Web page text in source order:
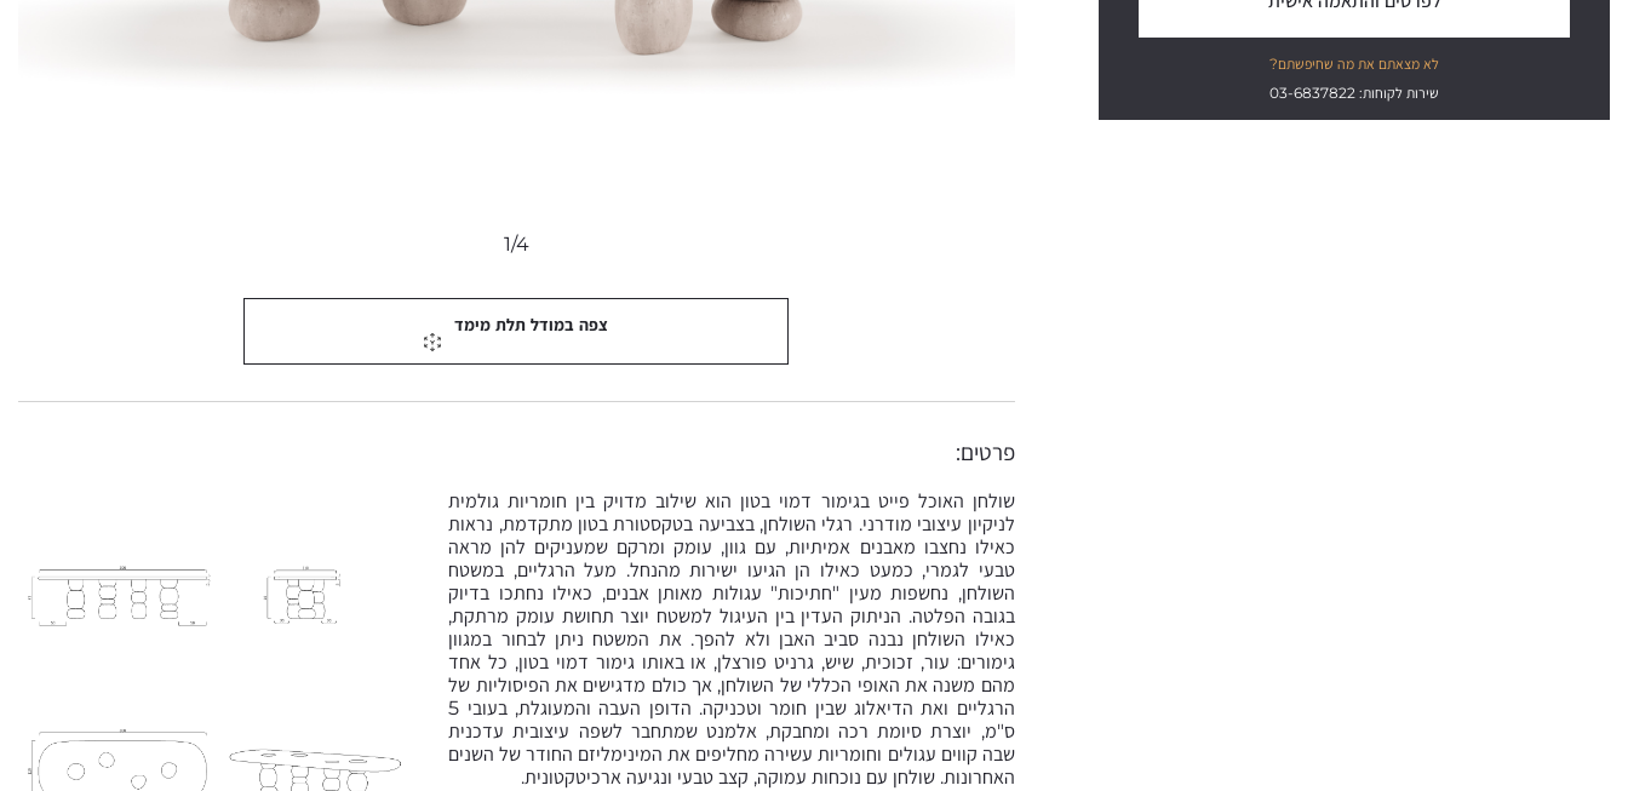
1/4
צפה במודל תלת מימד
פרטים:
שולחן האוכל פייט בגימור דמוי בטון הוא שילוב מדויק בין חומריות גולמית
לניקיון עיצובי מודרני. רגלי השולחן, בצביעה בטקסטורת בטון מתקדמת, נראות
כאילו נחצבו מאבנים אמיתיות, עם גוון, עומק ומרקם שמעניקים להן מראה
טבעי לגמרי, כמעט כאילו הן הגיעו ישירות מהנחל. מעל הרגליים, במשטח
השולחן, נחשפות מעין "חתיכות" עגולות מאותן אבנים, כאילו נחתכו בדיוק
בגובה הפלטה. הניתוק העדין בין העיגול למשטח יוצר תחושת עומק מרתקת,
כאילו השולחן נבנה סביב האבן ולא להפך. את המשטח ניתן לבחור במגוון
גימורים: עור, זכוכית, שיש, גרניט פורצלן, או באותו גימור דמוי בטון, כל אחד
מהם משנה את האופי הכללי של השולחן, אך כולם מדגישים את הפיסוליות של
הרגליים ואת הדיאלוג שבין חומר וטכניקה. הדופן העבה והמעוגלת, בעובי 5
ס"מ, יוצרת סיומת רכה ומחבקת, אלמנט שמתחבר לשפה עיצובית עדכנית
שבה קווים עגולים וחומריות עשירה מחליפים את המינימליזם החודר של השנים
האחרונות. שולחן עם נוכחות עמוקה, קצב טבעי ונגיעה ארכיטקטונית.
לא מצאתם את מה שחיפשתם?
שירות לקוחות: 03-6837822